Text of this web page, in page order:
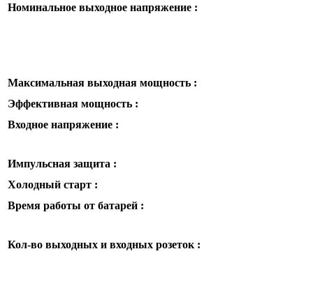
Номинальное выходное напряжение :
Максимальная выходная мощность :
Эффективная мощность :
Входное напряжение :
Импульсная защита :
Холодный старт :
Время работы от батарей :
Кол-во выходных и входных розеток :